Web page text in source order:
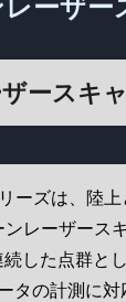
ーザー
ースキ
ーズは、陸
レーザース
した点群と
タの計測に対